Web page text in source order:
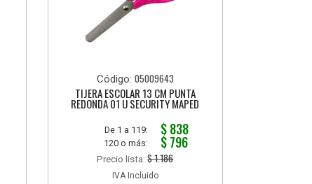
Código: 05009643
TIJERA ESCOLAR 13 CM PUNTA
REDONDA 01 U SECURITY MAPED
De 1 a 119: $ 838
120 o más: $ 796
Precio lista:$ 1.186
IVA Incluido